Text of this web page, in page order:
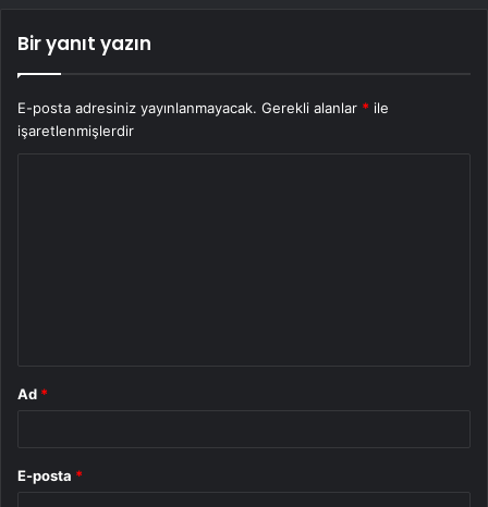
Bir yanıt yazın
E-posta adresiniz yayınlanmayacak. Gerekli alanlar * ile
işaretlenmişlerdir
Ad *
E-posta *